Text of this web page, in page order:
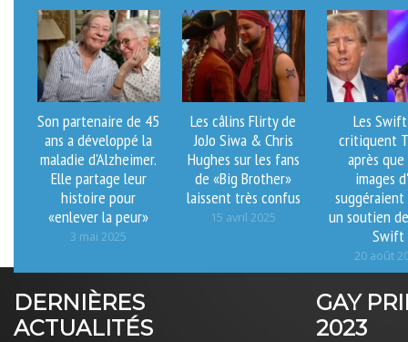
Son partenaire de 45
ans a développé la
maladie d'Alzheimer.
Elle partage leur
histoire pour
«enlever la peur»
3 mai 2025
Les câlins Flirty de
JoJo Siwa & Chris
Hughes sur les fans
de «Big Brother»
laissent très confus
15 avril 2025
Les
critiquent
après
images
un soutien
Swift
20 août
DERNIÈRES
ACTUALITÉS
GAY
2023